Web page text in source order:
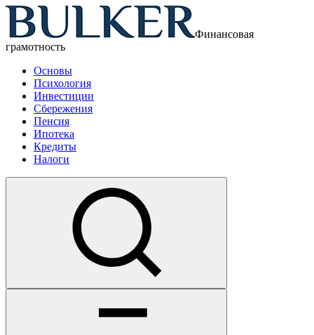
Финансовая
грамотность
Основы
Психология
Инвестиции
Сбережения
Пенсия
Ипотека
Кредиты
Налоги